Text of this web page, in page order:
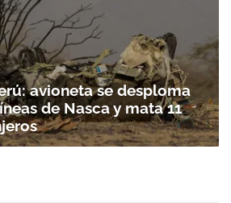
avioneta se desploma
de Nasca y mata 11